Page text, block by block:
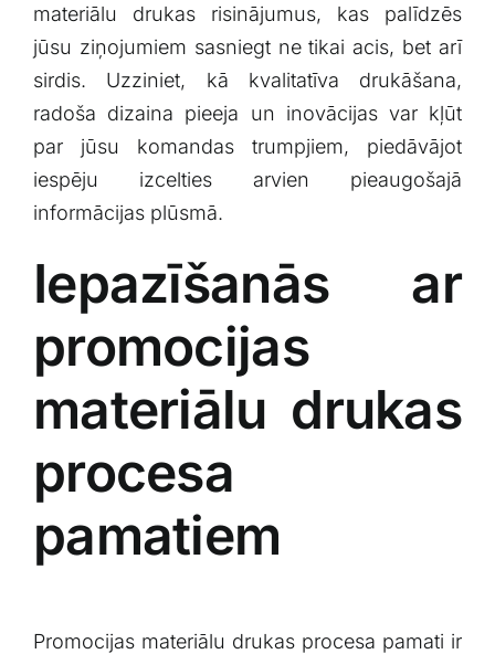
materiālu drukas ⁢risinājumus,⁢ kas palīdzēs
jūsu⁣ ziņojumiem sasniegt ne tikai acis, bet arī
sirdis. Uzziniet, kā kvalitatīva drukāšana,
radoša dizaina pieeja un inovācijas var kļūt
par⁢ jūsu komandas trumpjiem, piedāvājot
iespēju izcelties ​arvien pieaugošajā
informācijas plūsmā.
Iepazīšanās ar
promocijas
materiālu drukas
procesa
pamatiem
Promocijas materiālu drukas procesa pamati ⁤ir